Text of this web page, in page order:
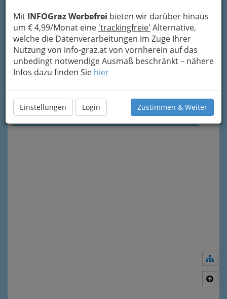
Mit INFOGraz Werbefrei bieten wir darüber hinaus
um € 4,99/Monat eine 'trackingfreie' Alternative,
welche die Datenverarbeitungen im Zuge Ihrer
Nutzung von info-graz.at von vornherein auf das
unbedingt notwendige Ausmaß beschränkt – nähere
Infos dazu finden Sie hier
Einstellungen Login Zustimmen & Weiter
Meine Nachricht senden